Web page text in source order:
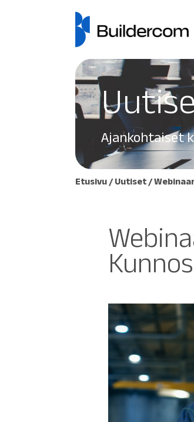
Ajankohtaiset
Etusivu /Uutiset /